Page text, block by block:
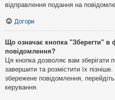
відправлення подання на
Догори
Що означає кнопка "Зберегти" в
повідомлення?
Ця кнопка дозволяє вам зберігати
завершити та розмістити їх
збережене повідомлення,
керування.